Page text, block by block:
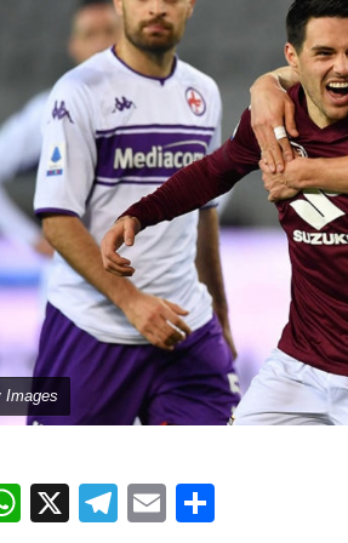
WhatsApp
X Telegram
Email